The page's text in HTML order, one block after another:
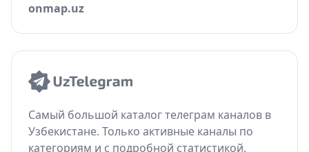
onmap.uz
Самый большой каталог телеграм каналов в
Узбекистане. Только активные каналы по
категориям и с подробной статистикой.